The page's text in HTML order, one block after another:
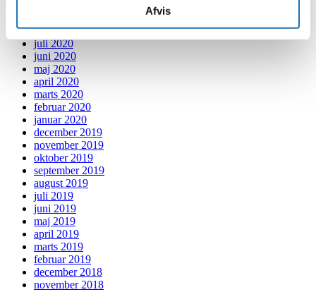
Afvis
august 2020
juli 2020
juni 2020
maj 2020
april 2020
marts 2020
februar 2020
januar 2020
december 2019
november 2019
oktober 2019
september 2019
august 2019
juli 2019
juni 2019
maj 2019
april 2019
marts 2019
februar 2019
december 2018
november 2018